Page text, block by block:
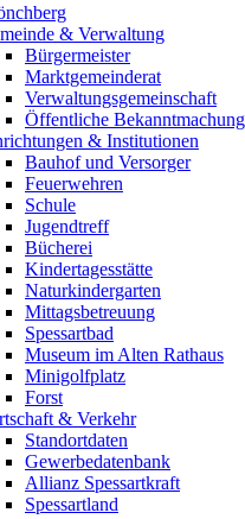
& Verwaltung
Bürgermeister
Marktgemeinderat
Verwaltungsgemeinschaft
Öffentliche
& Institutionen
Bauhof und Versorger
Feuerwehren
Schule
Jugendtreff
Bücherei
Kindertagesstätte
Naturkindergarten
Mittagsbetreuung
Spessartbad
Museum im Alten Rathaus
Minigolfplatz
Forst
& Verkehr
Standortdaten
Gewerbedatenbank
Allianz Spessartkraft
Spessartland